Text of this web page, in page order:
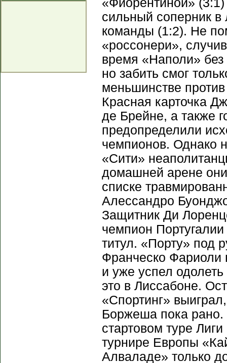
«Фиорентиной»
сильный соперник
команды (1:2). Не
«россонери»,
время «Наполи» без
но забить смог
меньшинстве
Красная карточка
де Брейне, а также
предопределили
чемпионов. Однако
«Сити»
домашней арене
списке
Алессандро
Защитник Ди
чемпион
титул. «Порту» под
Франческо Фариоли
и уже успел
это в Лиссабоне.
«Спортинг»
Боржеша пока рано.
стартовом туре
турнире Европы
Алваладе» только